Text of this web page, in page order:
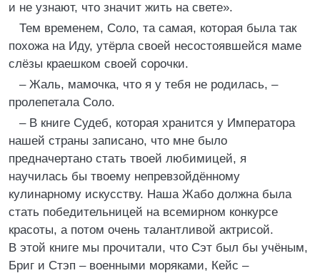
и не узнают, что значит жить на свете».
Тем временем, Соло, та самая, которая была так
похожа на Иду, утёрла своей несостоявшейся маме
слёзы краешком своей сорочки.
– Жаль, мамочка, что я у тебя не родилась, –
пролепетала Соло.
– В книге Судеб, которая хранится у Императора
нашей страны записано, что мне было
предначертано стать твоей любимицей, я
научилась бы твоему непревзойдённому
кулинарному искусству. Наша Жабо должна была
стать победительницей на всемирном конкурсе
красоты, а потом очень талантливой актрисой.
В этой книге мы прочитали, что Сэт был бы учёным,
Бриг и Стэп – военными моряками, Кейс –